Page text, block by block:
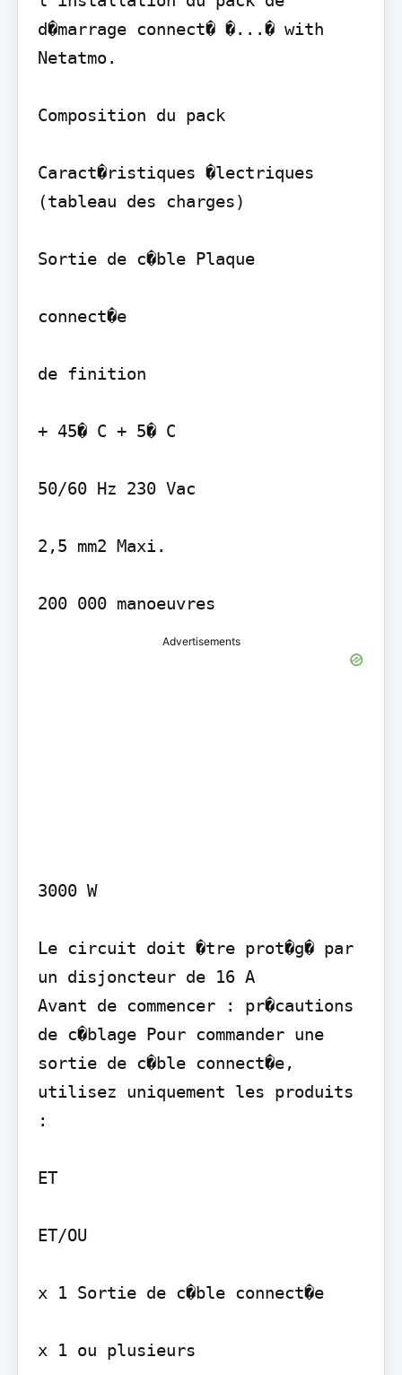
d�marrage connect� �...� with
Netatmo.
Composition du pack
Caract�ristiques �lectriques
(tableau des charges)
Sortie de c�ble Plaque
connect�e
de finition
+ 45� C + 5� C
50/60 Hz 230 Vac
2,5 mm2 Maxi.
200 000 manoeuvres
Advertisements
3000 W
Le circuit doit �tre prot�g� par
un disjoncteur de 16 A
Avant de commencer : pr�cautions
de c�blage Pour commander une
sortie de c�ble connect�e,
utilisez uniquement les produits
:
ET
ET/OU
x 1 Sortie de c�ble connect�e
x 1 ou plusieurs